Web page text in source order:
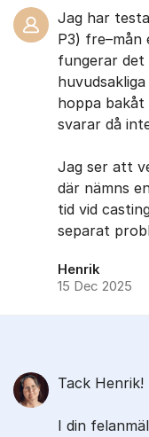
Jag har
P3)
fungerar
hoppa bakåt
svarar då
Jag ser att
där nämns
tid vid
separat
Henrik
15 Dec 2025
Tack Henrik!
I din